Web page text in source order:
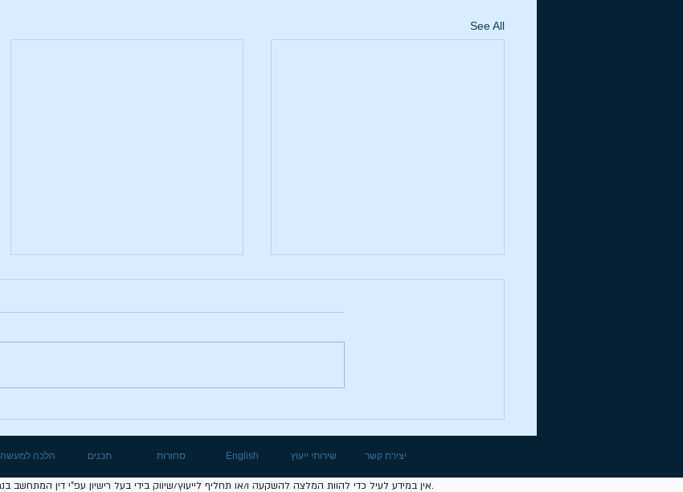
See All
הלכה למעשה תכנים סחורות English שירותי ייעוץ יצירת קשר
אין במידע לעיל כדי להוות המלצה להשקעה ו/או תחליף לייעוץ/שיווק בידי בעל רישיון עפ"י דין המתחשב בנתונים ובצרכים המיוחדים של כל אדם.